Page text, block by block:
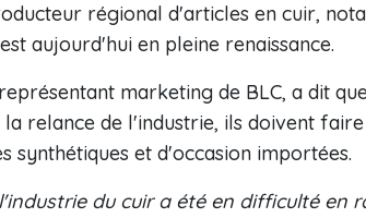
régional d'articles en cuir,
aujourd'hui en pleine renaissance.
marketing de BLC, a dit
la relance de l'industrie, ils doivent
synthétiques et d'occasion importées.
du cuir a été en difficulté en